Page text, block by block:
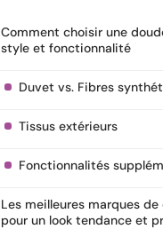
Comment choisir une
style et fonctionnalité
Duvet vs. Fibres
Tissus extérieurs
Fonctionnalités
Les meilleures marques
pour un look tendance et